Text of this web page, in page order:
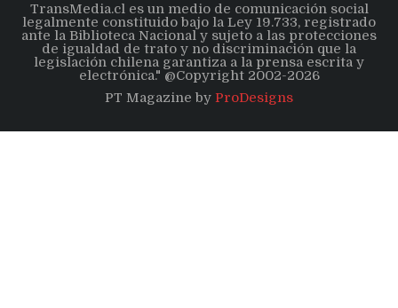
TransMedia.cl es un medio de comunicación social
legalmente constituido bajo la Ley 19.733, registrado
ante la Biblioteca Nacional y sujeto a las protecciones
de igualdad de trato y no discriminación que la
legislación chilena garantiza a la prensa escrita y
electrónica." @Copyright 2002-2026
PT Magazine by ProDesigns